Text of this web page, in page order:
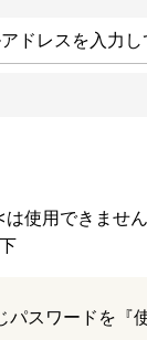
ドレスを入力
使用できません
パスワードを『